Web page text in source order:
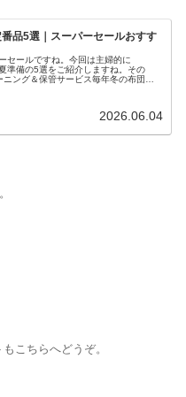
番品5選｜スーパーセールおすす
セールですね。今回は主婦的に
準備の5選をご紹介しますね。その
ング＆保管サービス毎年冬の布団
2026.06.04
こちらへどうぞ。